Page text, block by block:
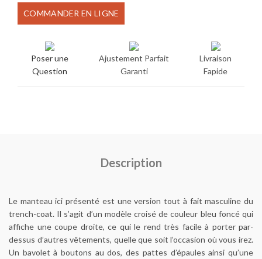
était :
€500.00.
est :
€350.00.
COMMANDER EN LIGNE
Poser une
Question
Ajustement Parfait
Garanti
Livraison
Fapide
Description
Le manteau ici présenté est une version tout à fait masculine du
trench-coat. Il s’agit d’un modèle croisé de couleur bleu foncé qui
affiche une coupe droite, ce qui le rend très facile à porter par-
dessus d’autres vêtements, quelle que soit l’occasion où vous irez.
Un bavolet à boutons au dos, des pattes d’épaules ainsi qu’une